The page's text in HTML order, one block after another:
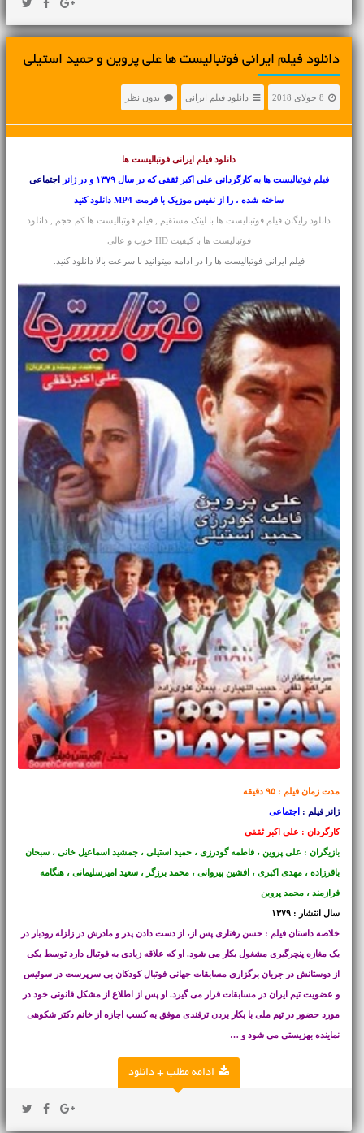
دانلود فیلم ایرانی فوتبالیست ها علی پروین و حمید استیلی
8 جولای 2018 دانلود فیلم ایرانی بدون نظر
دانلود فیلم ایرانیفوتبالیست ها
فیلم فوتبالیست ها به کارگردانی علی اکبر ثقفی که در سال ۱۳۷۹ و در ژانر اجتماعی
ساخته شده ، را از نفیس موزیک با فرمت MP4 دانلود کنید
دانلود رایگان فیلم فوتبالیست ها با لینک مستقیم , فیلم فوتبالیست ها کم حجم , دانلود
فوتبالیست ها با کیفیت HD خوب و عالی
فیلم ایرانی فوتبالیست ها را در ادامه میتوانید با سرعت بالا دانلود کنید.
مدت زمان فیلم : ۹۵ دقیقه
ژانر فیلم : اجتماعی
کارگردان : علی اکبر ثقفی
بازیگران : علی پروین ، فاطمه گودرزی ، حمید استیلی ، جمشید اسماعیل خانی ، سبحان
باقرزاده ، مهدی اکبری ، افشین پیروانی ، محمد برزگر ، سعید امیرسلیمانی ، هنگامه
فرازمند ، محمد پروین
سال انتشار : ۱۳۷۹
خلاصه داستان فیلم : حسن رفتاری پس از، از دست دادن پدر و مادرش در زلزله رودبار در
یک مغازه پنچرگیری مشغول بکار می شود. او که علاقه زیادی به فوتبال دارد توسط یکی
از دوستانش در جریان برگزاری مسابقات جهانی فوتبال کودکان بی سرپرست در سوئیس
و عضویت تیم ایران در مسابقات قرار می گیرد. او پس از اطلاع از مشکل قانونی خود در
مورد حضور در تیم ملی با بکار بردن ترفندی موفق به کسب اجازه از خانم دکتر شکوهی
نماینده بهزیستی می شود و …
ادامه مطلب + دانلود